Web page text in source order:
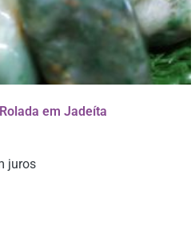
em Jadeíta
juros